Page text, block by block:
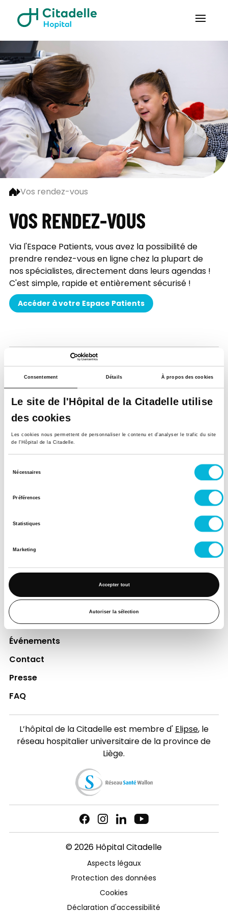
Consentement Détails À propos des cookies
Le site de l'Hôpital de la Citadelle utilise
des cookies
Les cookies nous permettent de personnaliser le contenu et d’analyser le trafic du site
de l'Hôpital de la Citadelle.
Nécessaires
Préférences
Statistiques
Marketing
Accepter tout
Autoriser la sélection
Vos rendez-vous
VOS RENDEZ-VOUS
Via l'Espace Patients, vous avez la possibilité de
prendre rendez-vous en ligne chez la plupart de
nos spécialistes, directement dans leurs agendas !
C'est simple, rapide et entièrement sécurisé !
Accéder à votre Espace Patients
Soutenez notre Fondation
Votre don à la Fondation permet de
financer des projets qui améliorent
directement le bien-être des patients et
Découvrir la Fondation
Jobs
Accès collaborateurs et médecins Citadelle
(Extranet)
Actualités
Événements
Contact
Presse
FAQ
L’hôpital de la Citadelle est membre d'Elipse, le
réseau hospitalier universitaire de la province de
Liège.
© 2026 Hôpital Citadelle
Aspects légaux
Protection des données
Cookies
Déclaration d'accessibilité